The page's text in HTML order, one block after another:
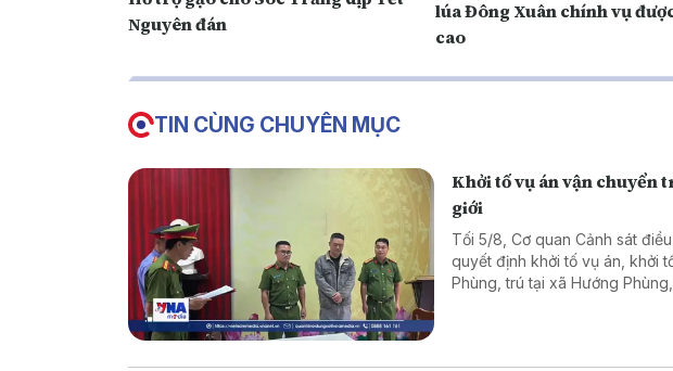
Nguyên đán
lúa Đông Xuân chính vụ
cao
TIN CÙNG CHUYÊN MỤC
Khởi tố vụ án vận chuyển
giới
Tối 5/8, Cơ quan Cảnh sát
quyết định khởi tố vụ án, khởi
Phùng, trú tại xã Hướng